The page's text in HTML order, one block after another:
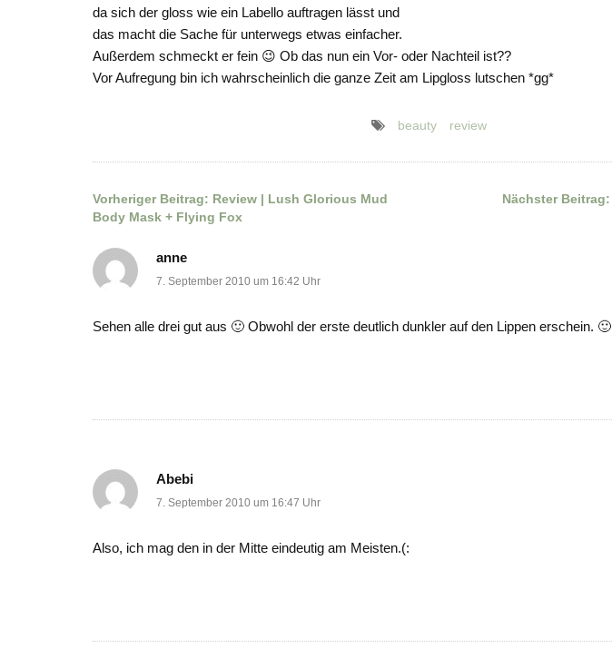
da sich der gloss wie ein Labello auftragen lässt und
das macht die Sache für unterwegs etwas einfacher.
Außerdem schmeckt er fein 😉 Ob das nun ein Vor- oder Nachteil ist??
Vor Aufregung bin ich wahrscheinlich die ganze Zeit am Lipgloss lutschen *gg*
beauty review
Beitragsnavigation
Vorheriger Beitrag: Review | Lush Glorious Mud
Body Mask + Flying Fox
Nächster Beitrag:
anne
7. September 2010 um 16:42 Uhr
Sehen alle drei gut aus 🙂 Obwohl der erste deutlich dunkler auf den Lippen erschein. 🙂
Abebi
7. September 2010 um 16:47 Uhr
Also, ich mag den in der Mitte eindeutig am Meisten.(: